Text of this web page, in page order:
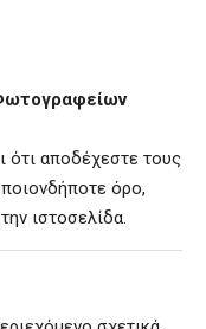
ότι αποδέχεστε τους
όρο,
ιστοσελίδα.